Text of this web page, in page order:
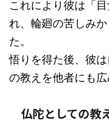
これにより彼は「
れ、輪廻の苦しみ
た。
悟りを得た後、彼
の教えを他者にも広
仏陀としての教